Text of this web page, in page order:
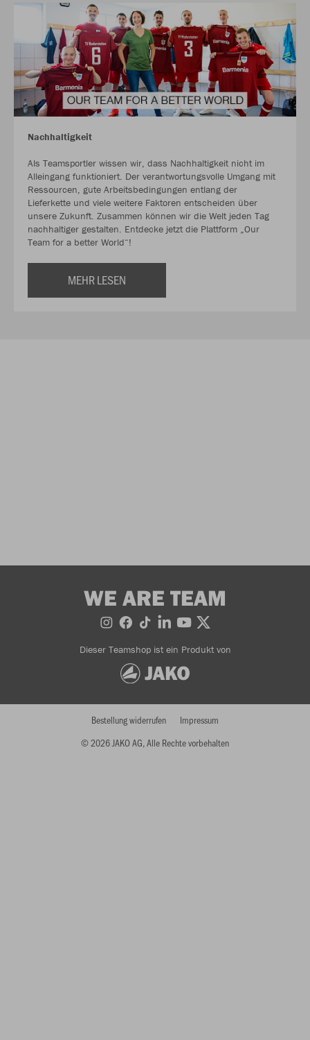
Nachhaltigkeit
Als Teamsportler wissen wir, dass Nachhaltigkeit nicht im
Alleingang funktioniert. Der verantwortungsvolle Umgang mit
Ressourcen, gute Arbeitsbedingungen entlang der
Lieferkette und viele weitere Faktoren entscheiden über
unsere Zukunft. Zusammen können wir die Welt jeden Tag
nachhaltiger gestalten. Entdecke jetzt die Plattform „Our
Team for a better World“!
MEHR LESEN
WE ARE TEAM
Dieser Teamshop ist ein Produkt von
© 2026 JAKO AG, Alle Rechte vorbehalten
Bestellung widerrufen Impressum